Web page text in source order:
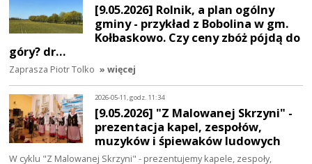
[9.05.2026] Rolnik, a plan ogólny
gminy - przykład z Bobolina w gm.
Kołbaskowo. Czy ceny zbóż pójdą do
góry? dr…
Zaprasza Piotr Tolko » więcej
2026-05-11, godz. 11:34
[9.05.2026] "Z Malowanej Skrzyni" -
prezentacja kapel, zespołów,
muzyków i śpiewaków ludowych
W cyklu "Z Malowanej Skrzyni" - prezentujemy kapele, zespoły,